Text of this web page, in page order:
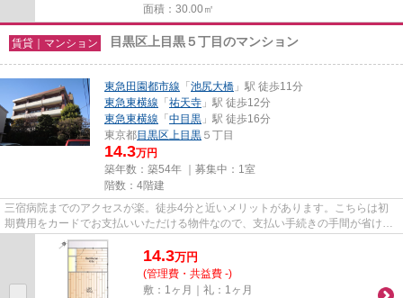
面積：30.00㎡
賃貸｜マンション 目黒区上目黒５丁目のマンション
東急田園都市線 「池尻大橋 」駅 徒歩11分
東急東横線 「祐天寺 」駅 徒歩12分
東急東横線 「中目黒 」駅 徒歩16分
東京都目黒区 上目黒 ５丁目
14.3万円
築年数：築54年 ｜募集中： 1室
階数：4階建
三宿病院までのアクセスが楽。徒歩4分と近いメリットがあります。こちらは初
期費用をカードでお支払いいただける物件なので、支払い手続きの手間が省けま
す。こちらの物件は、駅へも徒...
14.3万円
(管理費・共益費 -)
敷：1ヶ月｜礼：1ヶ月